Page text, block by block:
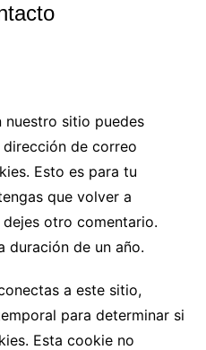
nuestro sitio puedes
de correo
Esto es para tu
que volver a
otro comentario.
duración de un año.
a este sitio,
para determinar si
Esta cookie no